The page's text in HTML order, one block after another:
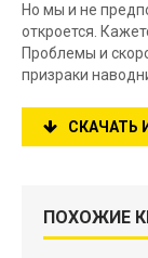
Но мы и не
откроется.
Проблемы и
призраки
СКАЧАТЬ
ПОХОЖИЕ